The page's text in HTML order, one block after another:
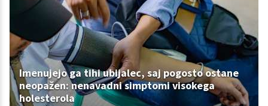
Imenujejo ga tihi ubijalec, saj pogosto ostane
neopažen: nenavadni simptomi visokega
holesterola